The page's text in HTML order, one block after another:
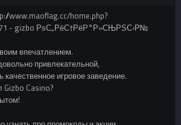
www.maoflag.cc/home.php?
- gizbo РѕС„РёС†РёР°Р»СЊРЅС‹Р№
впечатлением.
привлекательной,
игровое заведение.
Gizbo Casino?